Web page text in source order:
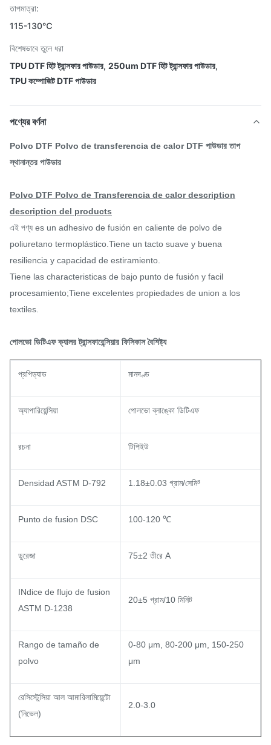
তাপমাত্রা:
115-130℃
বিশেষভাবে তুলে ধরা
TPU DTF হিট ট্রান্সফার পাউডার, 250um DTF হিট ট্রান্সফার পাউডার,
TPU কম্পোজিট DTF পাউডার
পণ্যের বর্ণনা
Polvo DTF Polvo de transferencia de calor DTF পাউডার তাপ
স্থানান্তর পাউডার
Polvo DTF Polvo de Transferencia de calor description
description del products
এই পণ্য es un adhesivo de fusión en caliente de polvo de
poliuretano termoplástico.Tiene un tacto suave y buena
resiliencia y capacidad de estiramiento.
Tiene las characteristicas de bajo punto de fusión y facil
procesamiento;Tiene excelentes propiedades de union a los
textiles.
পোলভো ডিটিএফ ক্যালর ট্রান্সফারেন্সিয়ার ফিসিকাস বৈশিষ্ট্য
প্রপিড্যাড মানদণ্ড
অ্যাপারিয়েন্সিয়া পোলভো ব্লাঙ্কো ডিটিএফ
রচনা টিপিইউ
Densidad ASTM D-792 1.18±0.03 গ্রাম/সেমি³
Punto de fusion DSC 100-120 ℃
ডুরেজা 75±2 তীরে A
INdice de flujo de fusion
ASTM D-1238
20±5 গ্রাম/10 মিনিট
Rango de tamaño de
polvo
0-80 μm, 80-200 μm, 150-250
μm
রেসিস্টেন্সিয়া আল আমারিলামিয়েন্টো
(নিভেল)
2.0-3.0